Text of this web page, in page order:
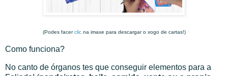
(Podes facerclicna imaxe para descargar o xogo de cartas!)
Como funciona?
No canto de órganos tes que conseguir elementos para a